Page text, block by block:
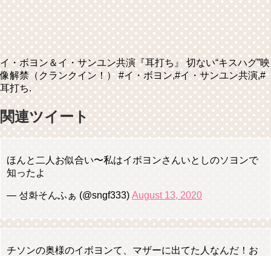
イ・ボヨン＆イ・サンユン共演『耳打ち』 切ない“キスハグ”映
像解禁（クランクイン！） #イ・ボヨン,#イ・サンユン共演,#
耳打ち.
関連ツイート
ほんと二人お似合い〜私はイボヨンさんいとしのソヨンで
知ったよ
— 성화そんふぁ (@sngf333) August 13, 2020
チソンの奥様のイボヨンて、マザーに出てた人なんだ！お